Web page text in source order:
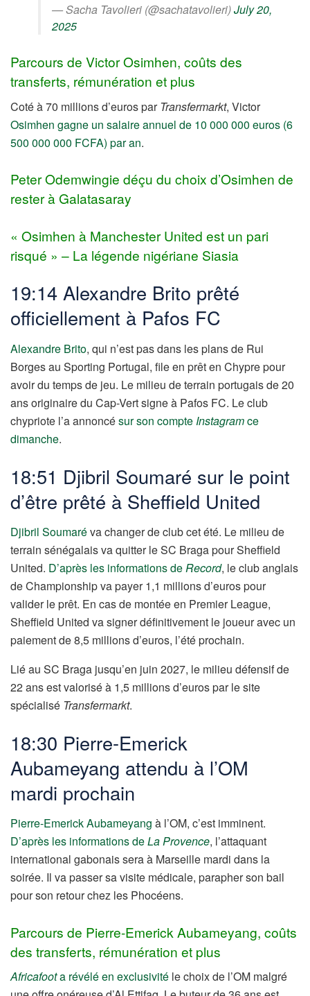
— Sacha Tavolieri (@sachatavolieri)July 20,
2025
Parcours de Victor Osimhen, coûts des
transferts, rémunération et plus
Coté à 70 millions d’euros par Transfermarkt, Victor
Osimhen gagne un salaire annuel de 10 000 000 euros (6
500 000 000 FCFA) par an.
Peter Odemwingie déçu du choix d’Osimhen de
rester à Galatasaray
« Osimhen à Manchester United est un pari
risqué » – La légende nigériane Siasia
19:14 Alexandre Brito prêté
officiellement à Pafos FC
Alexandre Brito, qui n’est pas dans les plans de Rui
Borges au Sporting Portugal, file en prêt en Chypre pour
avoir du temps de jeu. Le milieu de terrain portugais de 20
ans originaire du Cap-Vert signe à Pafos FC. Le club
chypriote l’a annoncésur son compteInstagramce
dimanche.
18:51 Djibril Soumaré sur le point
d’être prêté à Sheffield United
Djibril Soumaréva changer de club cet été. Le milieu de
terrain sénégalais va quitter le SC Braga pour Sheffield
United. D’après les informations deRecord, le club anglais
de Championship va payer 1,1 millions d’euros pour
valider le prêt. En cas de montée en Premier League,
Sheffield United va signer définitivement le joueur avec un
paiement de 8,5 millions d’euros, l’été prochain.
Lié au SC Braga jusqu’en juin 2027, le milieu défensif de
22 ans est valorisé à 1,5 millions d’euros par le site
spécialisé Transfermarkt.
18:30 Pierre-Emerick
Aubameyang attendu à l’OM
mardi prochain
Pierre-Emerick Aubameyang à l’OM, c’est imminent.
D’après les informations deLa Provence, l’attaquant
international gabonais sera à Marseille mardi dans la
soirée. Il va passer sa visite médicale, parapher son bail
pour son retour chez les Phocéens.
Parcours de Pierre-Emerick Aubameyang, coûts
des transferts, rémunération et plus
Africafoota révélé en exclusivité le choix de l’OM malgré